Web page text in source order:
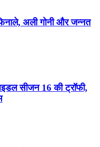
अली गोनी और जन्नत
सीजन 16 की ट्रॉफी,